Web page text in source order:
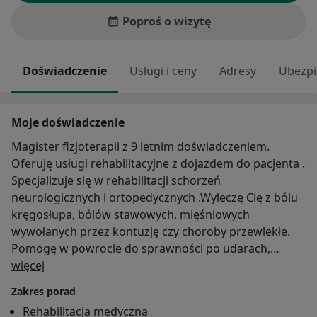
Poproś o wizytę
Doświadczenie Usługi i ceny Adresy
Moje doświadczenie
Magister fizjoterapii z 9 letnim doświadczeniem.
Oferuję usługi rehabilitacyjne z dojazdem do pacjenta .
Specjalizuje się w rehabilitacji schorzeń
neurologicznych i ortopedycznych .Wyleczę Cię z bólu
kręgosłupa, bólów stawowych, mięśniowych
wywołanych przez kontuzję czy choroby przewlekłe.
Pomogę w powrocie do sprawności po udarach,
wylewach i innych schorzeniach neurologicznych, oraz
19.
więcej
Zakres porad
Rehabilitacja medyczna